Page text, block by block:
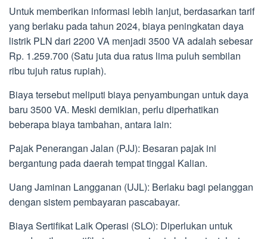
Untuk memberikan informasi lebih lanjut, berdasarkan tarif
yang berlaku pada tahun 2024, biaya peningkatan daya
listrik PLN dari 2200 VA menjadi 3500 VA adalah sebesar
Rp. 1.259.700 (Satu juta dua ratus lima puluh sembilan
ribu tujuh ratus rupiah).
Biaya tersebut meliputi biaya penyambungan untuk daya
baru 3500 VA. Meski demikian, perlu diperhatikan
beberapa biaya tambahan, antara lain:
Pajak Penerangan Jalan (PJJ): Besaran pajak ini
bergantung pada daerah tempat tinggal Kalian.
Uang Jaminan Langganan (UJL): Berlaku bagi pelanggan
dengan sistem pembayaran pascabayar.
Biaya Sertifikat Laik Operasi (SLO): Diperlukan untuk